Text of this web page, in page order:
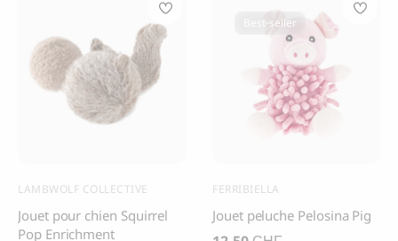
LAMBWOLF COLLECTIVE
Jouet pour chien Squirrel
Pop Enrichment
FERRIBIELLA
Jouet peluche Pelosina Pig
Best-seller